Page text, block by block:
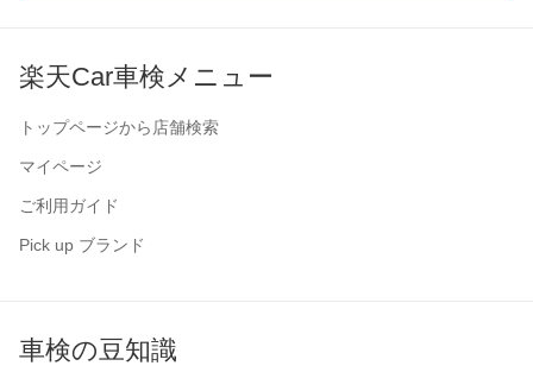
楽天Car車検メニュー
トップページから店舗検索
マイページ
ご利用ガイド
Pick up ブランド
車検の豆知識